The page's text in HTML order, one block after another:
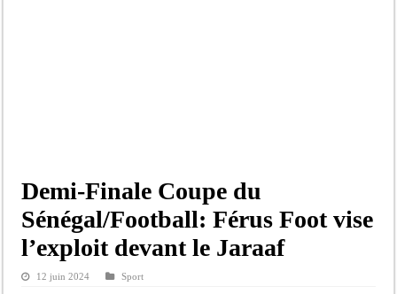
Demi-Finale Coupe du
Sénégal/Football: Férus Foot vise
l’exploit devant le Jaraaf
12 juin 2024 Sport